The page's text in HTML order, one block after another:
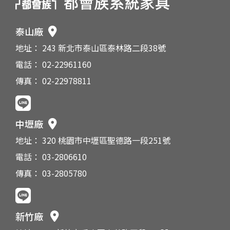
泰山廠
地址： 243 新北市泰山區泰林路二段38號
電話： 02-22961160
傳真： 02-22978811
中壢廠
地址： 320 桃園市中壢區聖德路一段251號
電話： 03-2806610
傳真： 03-2805780
新竹廠